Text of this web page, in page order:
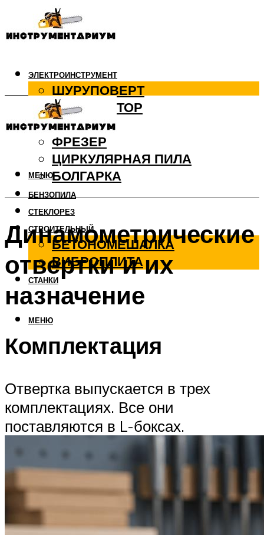
ЭЛЕКТРОИНСТРУМЕНТ
ШУРУПОВЕРТ
ПЕРФОРАТОР
ДРЕЛЬ
ФРЕЗЕР
ЦИРКУЛЯРНАЯ ПИЛА
БОЛГАРКА
БЕНЗОПИЛА
СТЕКЛОРЕЗ
СТРОИТЕЛЬНЫЙ
БЕТОНОМЕШАЛКА
ВИБРОПЛИТА
СТАНКИ
МЕНЮ
МЕНЮ
Динамометрические
отвертки и их
назначение
Комплектация
Отвертка выпускается в трех
комплектациях. Все они
поставляются в L-боксах.